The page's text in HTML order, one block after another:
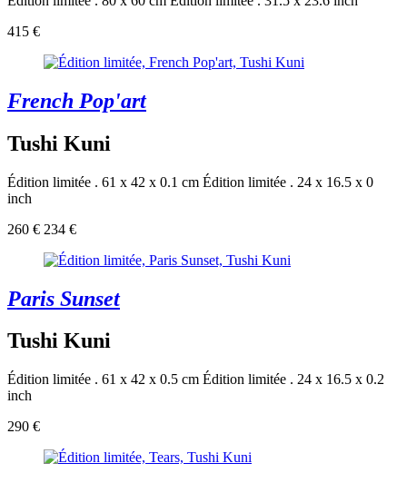
415 €
French Pop'art
Tushi Kuni
Édition limitée . 61 x 42 x 0.1 cm Édition limitée . 24 x 16.5 x 0
inch
260 € 234 €
Paris Sunset
Tushi Kuni
Édition limitée . 61 x 42 x 0.5 cm Édition limitée . 24 x 16.5 x 0.2
inch
290 €